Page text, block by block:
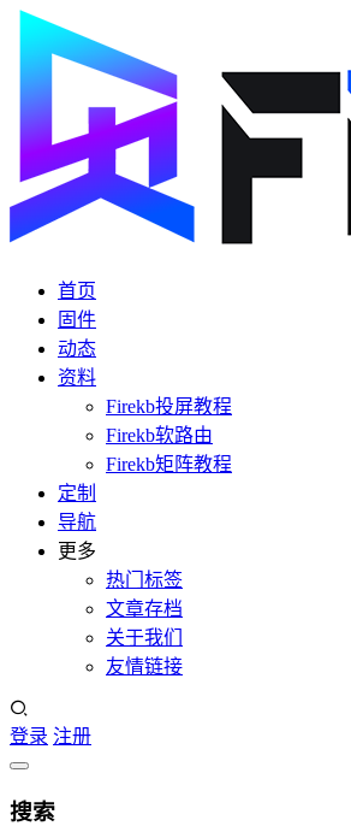
首页
固件
动态
资料
Firekb投屏教程
Firekb软路由
Firekb矩阵教程
定制
导航
更多
热门标签
文章存档
关于我们
友情链接
登录 注册
搜索